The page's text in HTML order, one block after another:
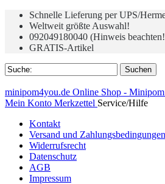
Schnelle Lieferung per UPS/
Weltweit größte Auswahl!
092049180040 (Hinweis
GRATIS-Artikel
minipom4you.de Online Shop -
Mein Konto Merkzettel Service/Hilfe
Kontakt
Versand und Zahlungsbedingungen
Widerrufsrecht
Datenschutz
AGB
Impressum